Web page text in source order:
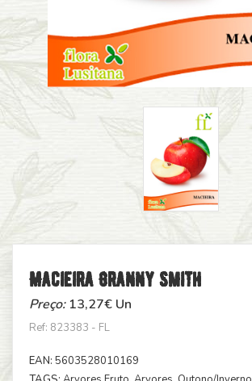
Macieira Granny Smith
Preço:13,27€ Un
Ref: 823383 - FL
EAN: 5603528010169